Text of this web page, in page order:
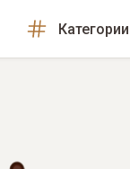
Категории